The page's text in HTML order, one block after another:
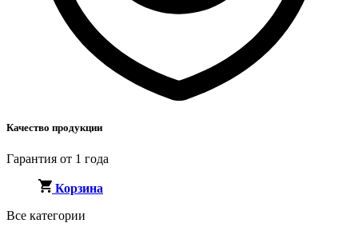
Качество продукции
Гарантия от 1 года
Корзина
Все категории